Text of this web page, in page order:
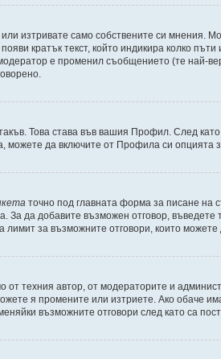
изтривате само собствените си мнения.
кратък текст, който индикира колко
е променил съобщението (те
Това става във вашия Профил. След
да включите от Профила си опцията
точно под главната форма за писане на
За да добавите възможен отговор, въведете
за възможните отговори, които
техния автор, от модераторите и
я промените или изтриете. Ако обаче
възможните отговори след като са